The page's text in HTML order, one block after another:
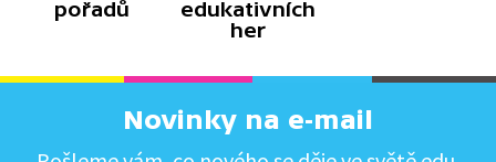
pořadů
edukativních
her
Novinky na e-mail